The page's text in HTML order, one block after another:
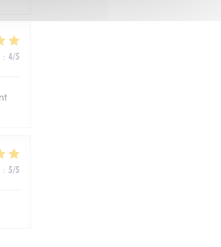
: 4/5
: 5/5